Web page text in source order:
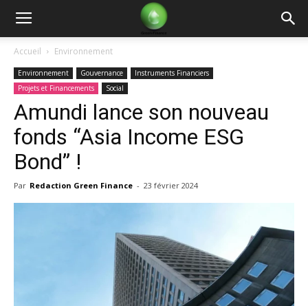
Green
Finance
Accueil Environnement
Environnement Gouvernance
Instruments Financiers
Projets et Financements
Social
Amundi lance son nouveau
fonds “Asia Income ESG
Bond” !
Par Redaction Green Finance - 23 février 2024